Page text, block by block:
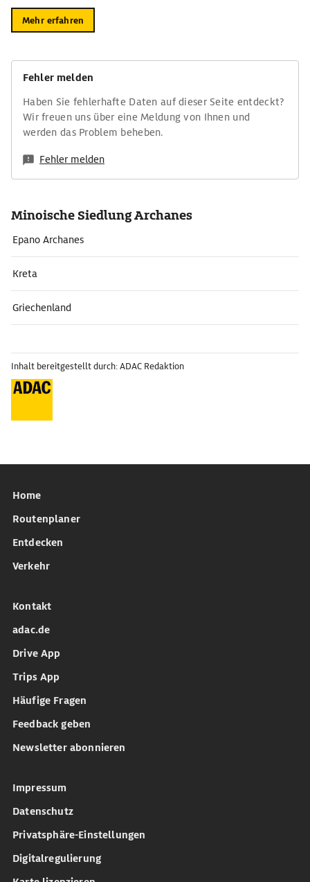
Mehr erfahren
Fehler melden
Haben Sie fehlerhafte Daten auf dieser Seite entdeckt?
Wir freuen uns über eine Meldung von Ihnen und
werden das Problem beheben.
Fehler melden
Minoische Siedlung Archanes
Epano Archanes
Kreta
Griechenland
Inhalt bereitgestellt durch: ADAC Redaktion
Home
Routenplaner
Entdecken
Verkehr
Kontakt
adac.de
Drive App
Trips App
Häufige Fragen
Feedback geben
Newsletter abonnieren
Impressum
Datenschutz
Privatsphäre-Einstellungen
Digitalregulierung